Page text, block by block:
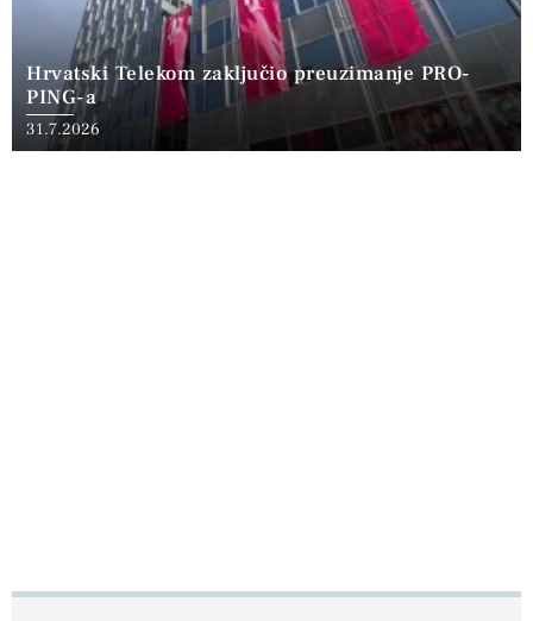
Hrvatski Telekom zaključio preuzimanje PRO-
PING-a
31.7.2026